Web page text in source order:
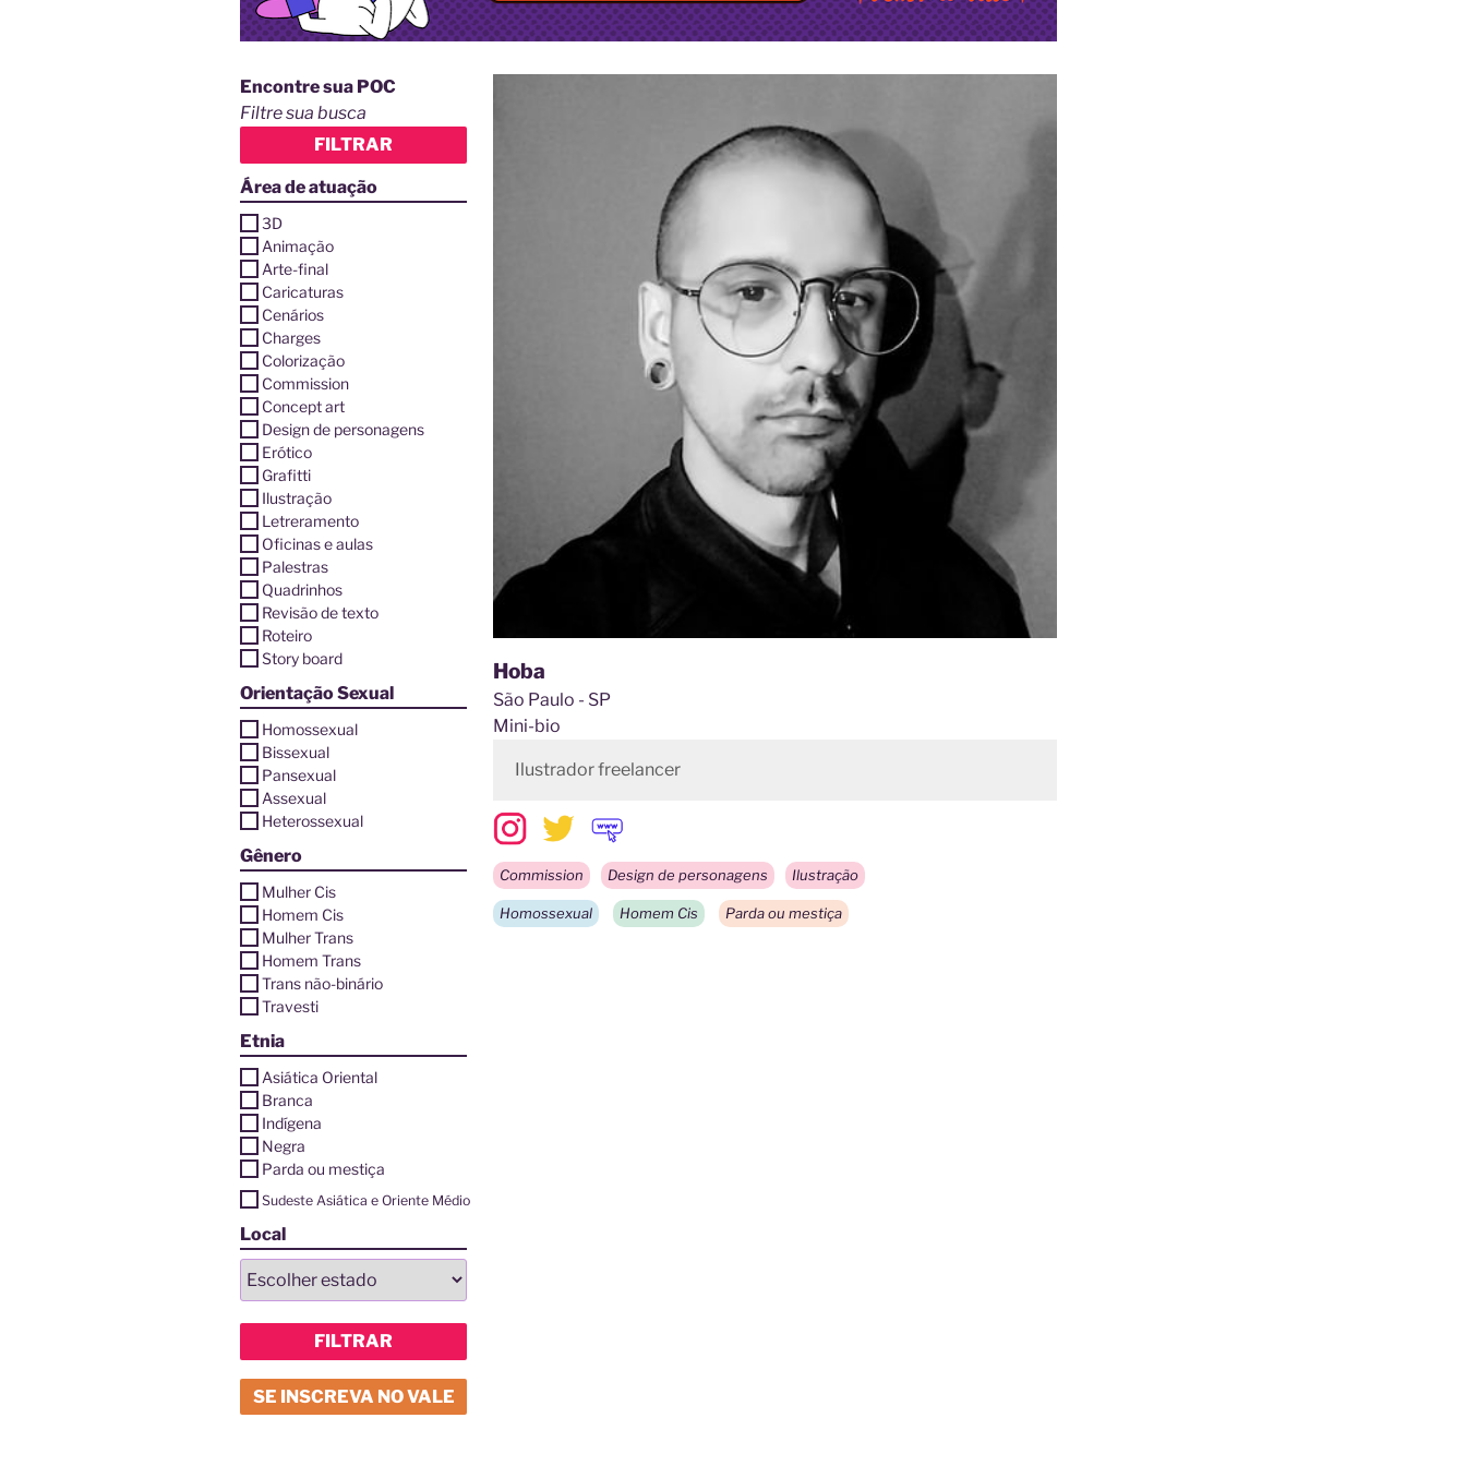
Encontre sua POC
Filtre sua busca
FILTRAR
Área de atuação
3D
Animação
Arte-final
Caricaturas
Cenários
Charges
Colorização
Commission
Concept art
Design de personagens
Erótico
Grafitti
Ilustração
Letreramento
Oficinas e aulas
Palestras
Quadrinhos
Revisão de texto
Roteiro
Story board
Orientação Sexual
Homossexual
Bissexual
Pansexual
Assexual
Heterossexual
Gênero
Mulher Cis
Homem Cis
Mulher Trans
Homem Trans
Trans não-binário
Travesti
Etnia
Asiática Oriental
Branca
Indígena
Negra
Parda ou mestiça
Sudeste Asiática e Oriente Médio
Local
FILTRAR
SE INSCREVA NO VALE
Hoba
São Paulo - SP
Mini-bio
Ilustrador freelancer
Commission Design de personagens Ilustração
Homossexual Homem Cis Parda ou mestiça